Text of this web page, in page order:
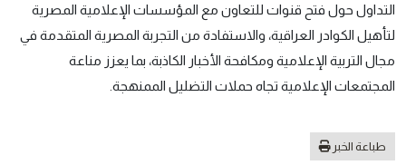
التداول حول فتح قنوات للتعاون مع المؤسسات الإعلامية المصرية
لتأهيل الكوادر العراقية، والاستفادة من التجربة المصرية المتقدمة في
مجال التربية الإعلامية ومكافحة الأخبار الكاذبة، بما يعزز مناعة
المجتمعات الإعلامية تجاه حملات التضليل الممنهجة.
طباعة الخبر